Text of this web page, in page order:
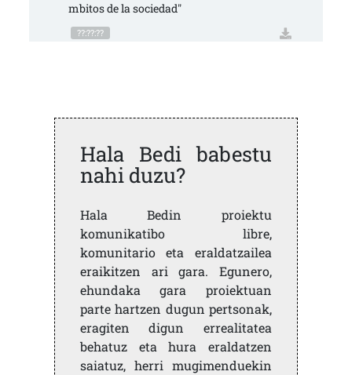
mbitos de la sociedad"
??:??:??
Hala Bedi babestu
nahi duzu?
Hala Bedin proiektu
komunikatibo libre,
komunitario eta eraldatzailea
eraikitzen ari gara. Egunero,
ehundaka gara proiektuan
parte hartzen dugun pertsonak,
eragiten digun errealitatea
behatuz eta hura eraldatzen
saiatuz, herri mugimenduekin